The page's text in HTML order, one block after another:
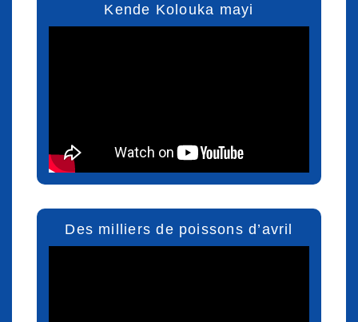
Kende Kolouka mayi
Des milliers de poissons d’avril